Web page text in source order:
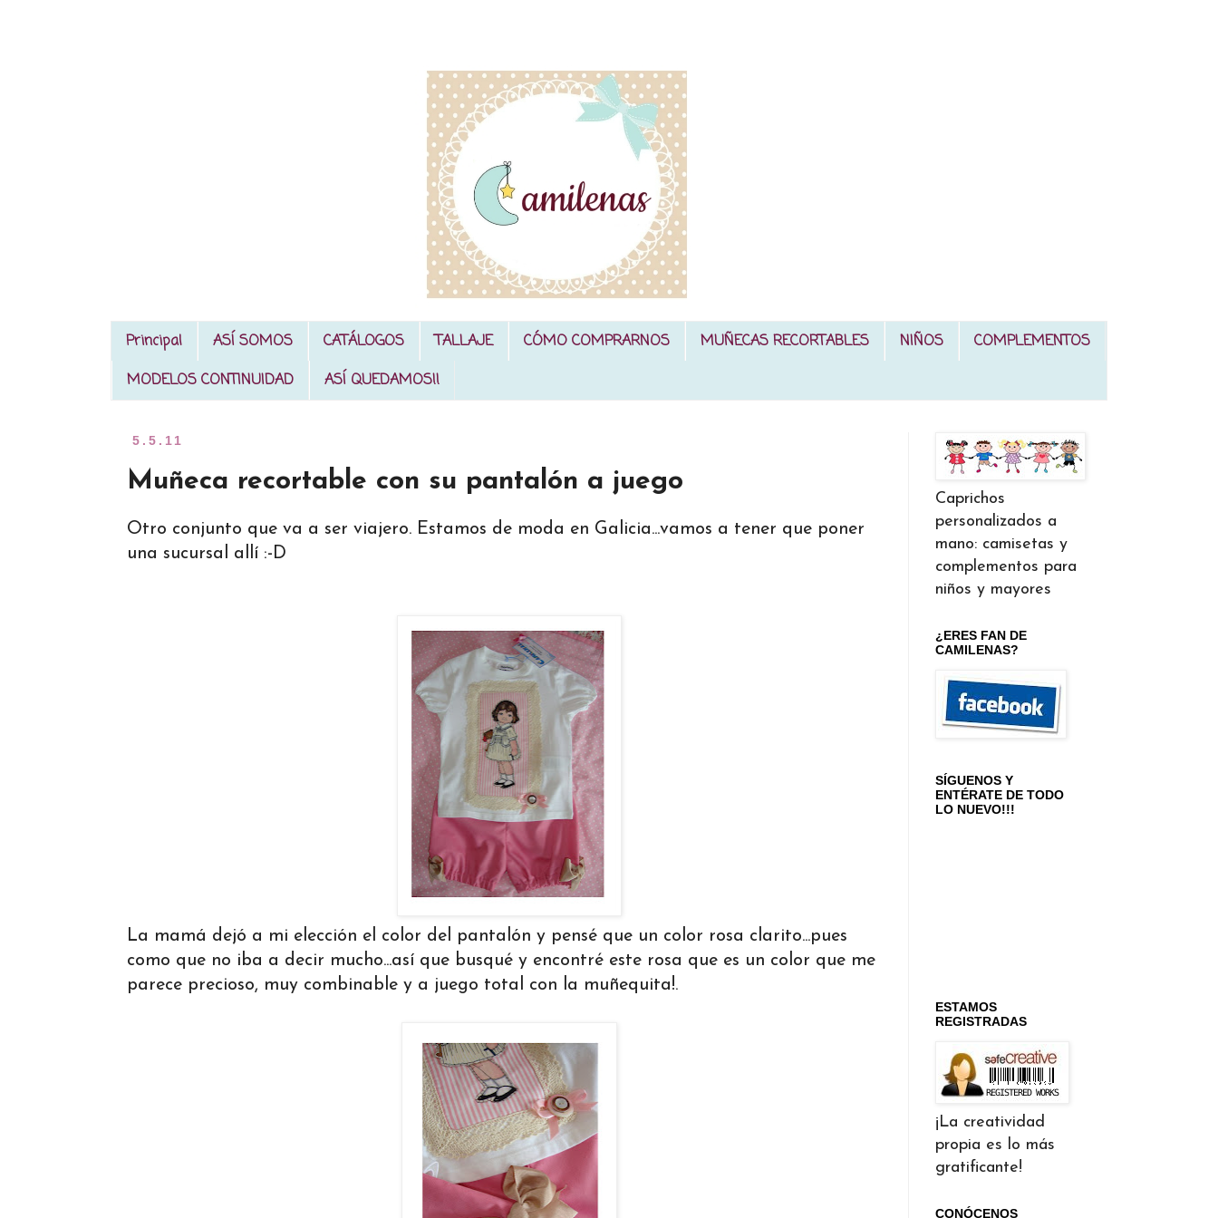
Principal ASÍ SOMOS CATÁLOGOS TALLAJE CÓMO COMPRARNOS MUÑECAS RECORTABLES NIÑOS
COMPLEMENTOS
MODELOS CONTINUIDAD
ASÍ QUEDAMOS!!
5.5.11
Muñeca recortable con su pantalón a juego
Otro conjunto que va a ser viajero. Estamos de moda en Galicia...vamos a tener que poner
una sucursal allí :-D
La mamá dejó a mi elección el color del pantalón y pensé que un color rosa clarito...pues
como que no iba a decir mucho...así que busqué y encontré este rosa que es un color que me
parece precioso, muy combinable y a juego total con la muñequita!.
Caprichos
personalizados a
mano: camisetas y
complementos para
niños y mayores
¿ERES FAN DE
CAMILENAS?
SÍGUENOS Y
ENTÉRATE DE TODO
LO NUEVO!!!
ESTAMOS
REGISTRADAS
¡La creatividad
propia es lo más
gratificante!
CONÓCENOS